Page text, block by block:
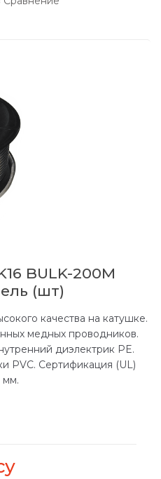
BULK-200M
(шт)
качества на катушке.
медных проводников.
диэлектрик PE.
PVC. Сертификация (UL)
мм.